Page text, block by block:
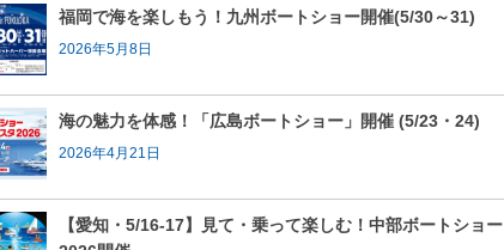
福岡で海を楽しもう！九州ボートショー開催(5/30～31)
2026年5月8日
海の魅力を体感！「広島ボートショー」開催 (5/23・24)
2026年4月21日
【愛知・5/16-17】見て・乗って楽しむ！中部ボートショー